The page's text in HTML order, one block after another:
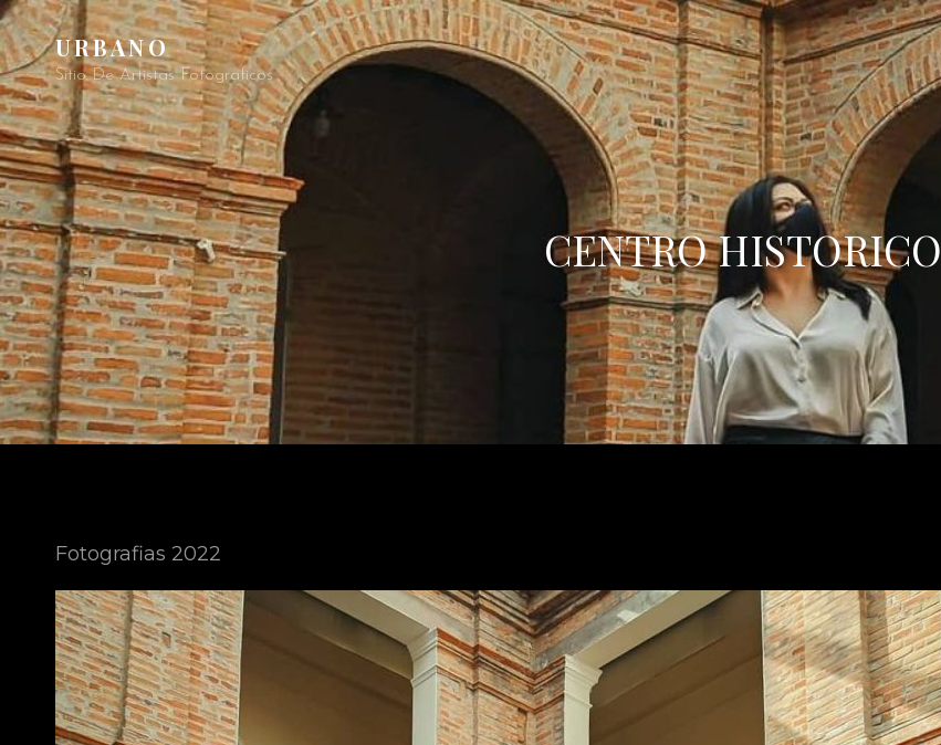
URBANO
Sitio De Artistas Fotograficos
CENTRO HISTORICO
Fotografias 2022